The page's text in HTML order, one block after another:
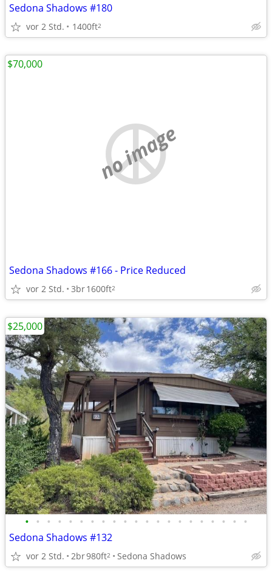
Sedona Shadows #180
vor 2 Std. 1400ft2
no image
Sedona Shadows #166 - Price Reduced
vor 2 Std. 3br1600ft2
$70,000
• • • • • • • • • • • • • • • • • • • • •
Sedona Shadows #132
vor 2 Std. 2br980ft2 Sedona Shadows
$25,000